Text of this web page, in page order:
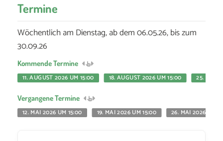
Termine
Wöchentlich am Dienstag, ab dem 06.05.26, bis zum
30.09.26
Kommende Termine
11. AUGUST 2026 UM 15:00
18. AUGUST 2026 UM 15:00 25.
Vergangene Termine
12. MAI 2026 UM 15:00
19. MAI 2026 UM 15:00 26. MAI 2026 UM